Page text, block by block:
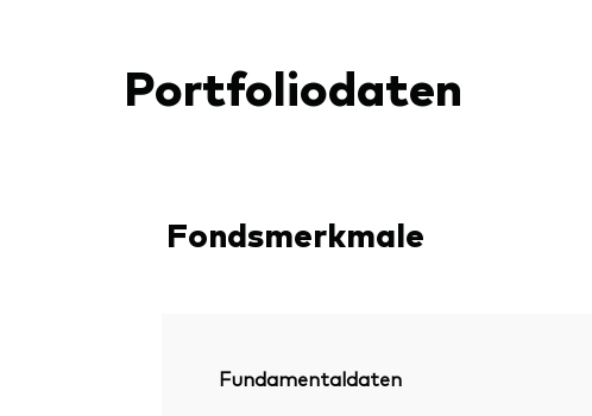
Portfoliodaten
Fondsmerkmale
Fundamentaldaten